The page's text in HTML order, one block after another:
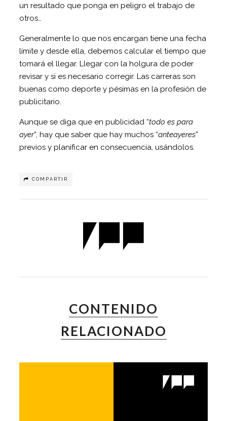
un resultado que ponga en peligro el trabajo de
otros…
Generalmente lo que nos encargan tiene una fecha
límite y desde ella, debemos calcular el tiempo que
tomará el llegar. Llegar con la holgura de poder
revisar y si es necesario corregir. Las carreras son
buenas como deporte y pésimas en la profesión de
publicitario.
Aunque se diga que en publicidad “todo es para
ayer”, hay que saber que hay muchos “anteayeres”
previos y planificar en consecuencia, usándolos.
COMPARTIR
CONTENIDO
RELACIONADO